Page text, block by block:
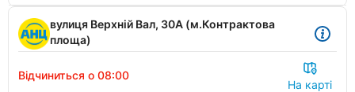
вулиця Верхній Вал, 30А (м.Контрактова
площа)
Відчиниться о 08:00
На карті